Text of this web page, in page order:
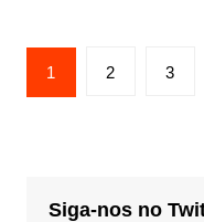
Paginação
de
1 2 3
Siga-nos no